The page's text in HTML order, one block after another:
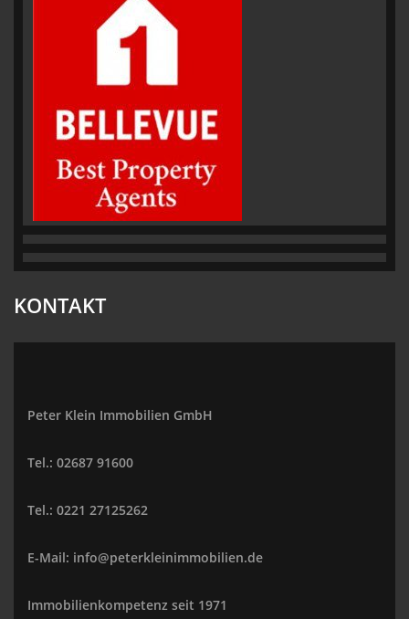
KONTAKT
Peter Klein Immobilien GmbH
Tel.: 02687 91600
Tel.: 0221 27125262
E-Mail: info@peterkleinimmobilien.de
Immobilienkompetenz seit 1971